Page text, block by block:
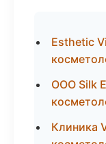
Esthetic
ООО Silk
Клиника